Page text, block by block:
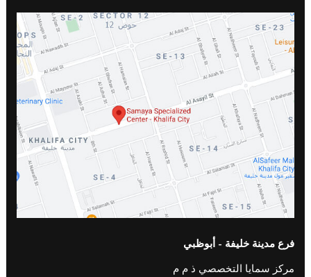
فرع مدينة خليفة - أبوظبي
مركز سمايا التخصصي ذ م م